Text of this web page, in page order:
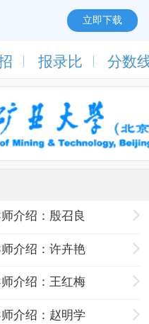
立即下载
报录比 分数
介绍：殷召良
介绍：许卉艳
介绍：王红梅
介绍：赵明学